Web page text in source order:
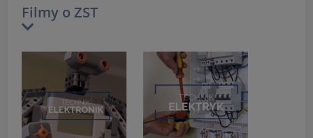
Filmy o ZST